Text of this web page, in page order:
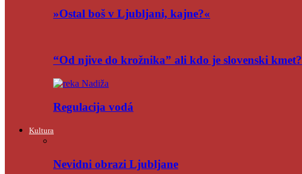
»Ostal boš v Ljubljani, kajne?«
“Od njive do krožnika” ali kdo je slovenski kmet?
Regulacija vodá
Kultura
Nevidni obrazi Ljubljane